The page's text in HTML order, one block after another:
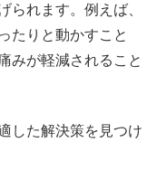
られます。例えば、
たりと動かすこと
みが軽減されること
した解決策を見つけ